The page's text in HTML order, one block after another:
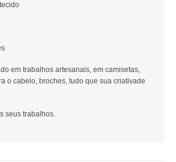
em trabalhos artesanais, em camisetas,
o cabelo, broches, tudo que sua criativade
seus trabalhos.